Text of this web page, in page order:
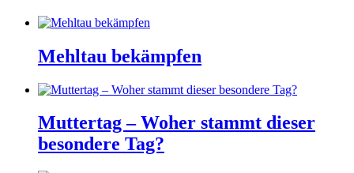
Mehltau bekämpfen
Muttertag – Woher stammt dieser
besondere Tag?